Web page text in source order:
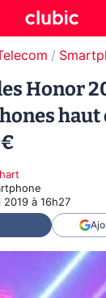
Honor
haut
2019 à 16h27